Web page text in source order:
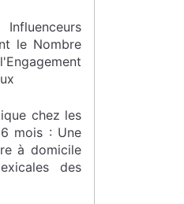
le Nombre
chez les
mois : Une
à domicile
des